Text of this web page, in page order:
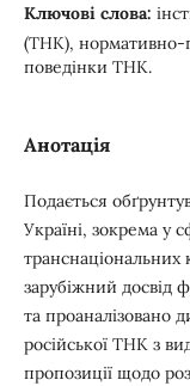
Ключові слова:
(ТНК), нормативно-
поведінки ТНК.
Анотація
Подається
Україні, зокрема у
транснаціональних
зарубіжний досвід
та проаналізовано
російської ТНК з
пропозиції щодо